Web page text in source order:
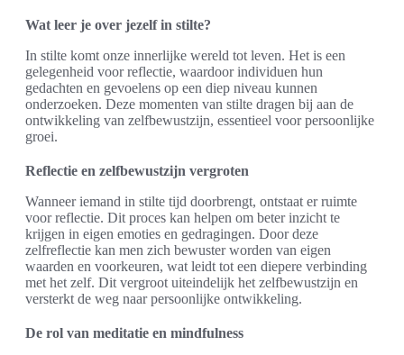
Wat leer je over jezelf in stilte?
In stilte komt onze innerlijke wereld tot leven. Het is een
gelegenheid voor reflectie, waardoor individuen hun
gedachten en gevoelens op een diep niveau kunnen
onderzoeken. Deze momenten van stilte dragen bij aan de
ontwikkeling van zelfbewustzijn, essentieel voor persoonlijke
groei.
Reflectie en zelfbewustzijn vergroten
Wanneer iemand in stilte tijd doorbrengt, ontstaat er ruimte
voor reflectie. Dit proces kan helpen om beter inzicht te
krijgen in eigen emoties en gedragingen. Door deze
zelfreflectie kan men zich bewuster worden van eigen
waarden en voorkeuren, wat leidt tot een diepere verbinding
met het zelf. Dit vergroot uiteindelijk het zelfbewustzijn en
versterkt de weg naar persoonlijke ontwikkeling.
De rol van meditatie en mindfulness